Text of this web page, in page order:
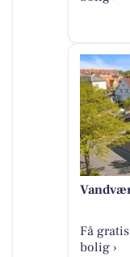
Få
bolig ›